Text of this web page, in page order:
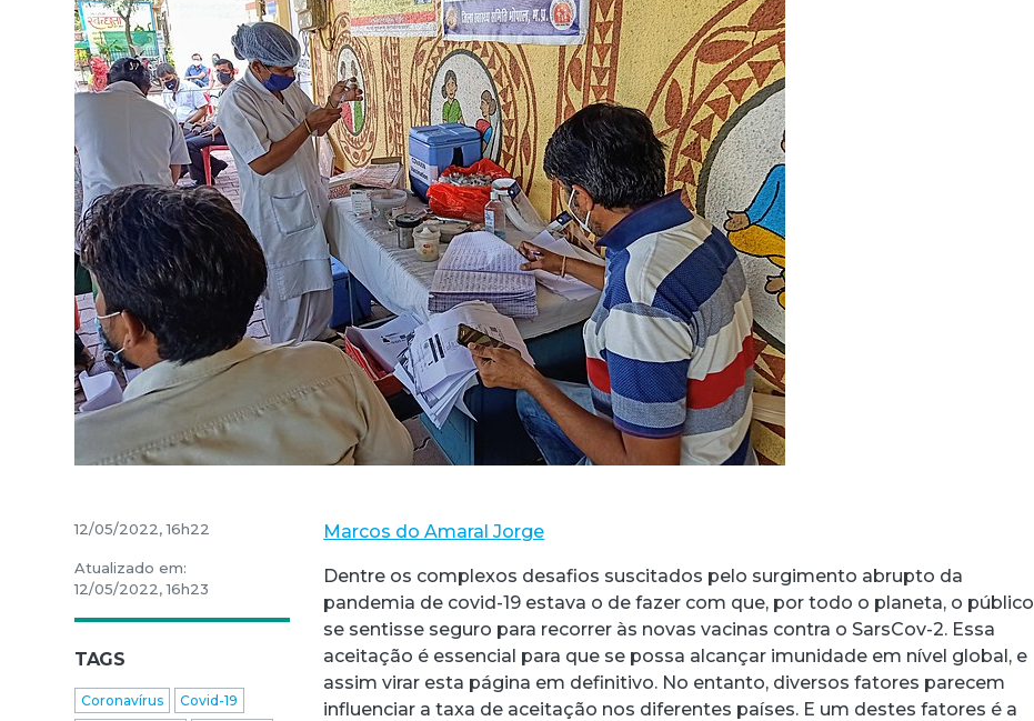
Marcos do Amaral Jorge
Dentre os complexos desafios suscitados pelo surgimento abrupto da
pandemia de covid-19 estava o de fazer com que, por todo o planeta, o público
se sentisse seguro para recorrer às novas vacinas contra o SarsCov-2. Essa
aceitação é essencial para que se possa alcançar imunidade em nível global, e
assim virar esta página em definitivo. No entanto, diversos fatores parecem
influenciar a taxa de aceitação nos diferentes países. E um destes fatores é a
12/05/2022, 16h22
Atualizado em:
12/05/2022, 16h23
TAGS
Coronavírus
Covid-19